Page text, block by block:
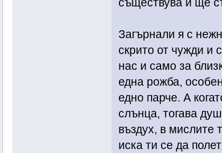
съществува и ще
Загърнали я с
скрито от чужди и
нас и само за
една рожба,
едно парче. А
слънца, тогава
въздух, в мислите
иска ти се да